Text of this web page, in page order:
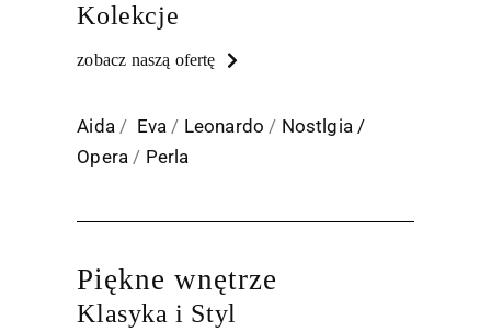
Kolekcje
zobacz naszą ofertę
Aida/ Eva/ Leonardo / Nostlgia /
Opera / Perla
Piękne wnętrze
Klasyka i Styl